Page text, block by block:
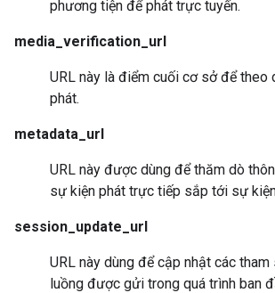
phương tiện để phát trực tuyến.
media_verification_url
URL này là điểm cuối cơ sở để theo
phát.
metadata_url
URL này được dùng để thăm dò
sự kiện phát trực tiếp sắp tới sự
session_update_url
URL này dùng để cập nhật các
luồng được gửi trong quá trình ban